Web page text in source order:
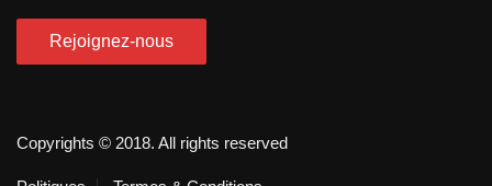
Copyrights © 2018. All rights reserved